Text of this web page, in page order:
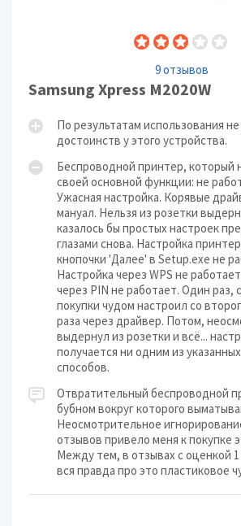
9 отзывов
Samsung Xpress M2020W
По результатам использования
достоинств у этого устройства.
Беспроводной принтер, который
своей основной функции: не
Ужасная настройка. Корявые
мануал. Нельзя из розетки
казалось бы простых настроек
глазами снова. Настройка
кнопочки 'Далее' в Setup.exe не
Настройка через WPS не
через PIN не работает. Один раз,
покупки чудом настроил со
раза через драйвер. Потом,
выдернул из розетки и всё...
получается ни одним из
способов.
Отвратительный беспроводной
бубном вокруг которого
Неосмотрительное
отзывов привело меня к покупке
Между тем, в отзывах с оценкой 1
вся правда про это пластиковое